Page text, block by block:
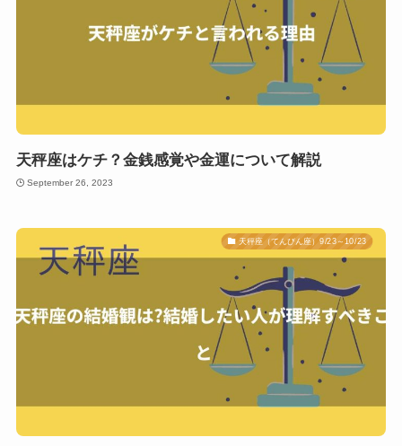
天秤座はケチ？金銭感覚や金運について解説
September 26, 2023
天秤座（てんびん座）9/23～10/23